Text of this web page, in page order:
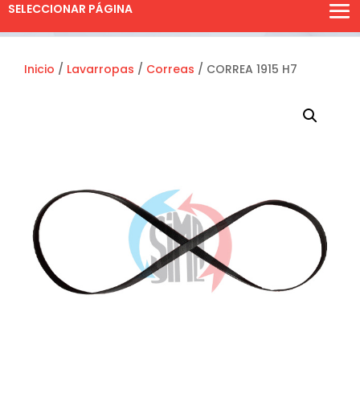
SELECCIONAR PÁGINA
Inicio / Lavarropas / Correas / CORREA 1915 H7